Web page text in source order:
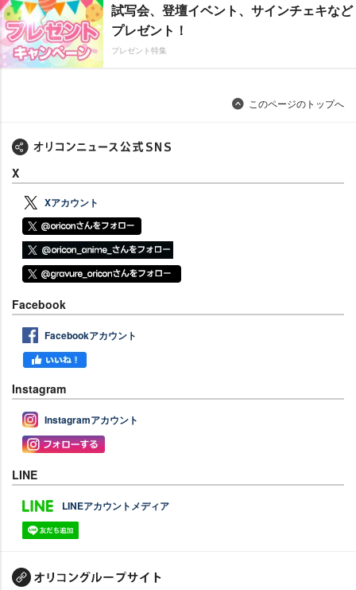
試写会、登壇イベント、サインチェキなど
プレゼント！
プレゼント特集
このページのトップへ
X
Xアカウント
Facebook
Facebookアカウント
Instagram
Instagramアカウント
LINE
LINEアカウントメディア